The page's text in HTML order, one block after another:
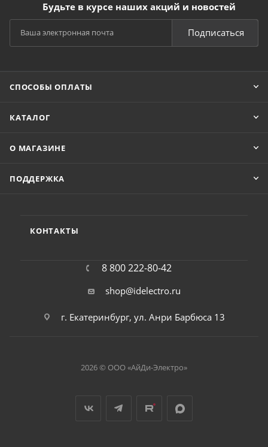
Будьте в курсе наших акций и новостей
Подписаться
СПОСОБЫ ОПЛАТЫ
КАТАЛОГ
О МАГАЗИНЕ
ПОДДЕРЖКА
КОНТАКТЫ
8 800 222-80-42
shop@idelectro.ru
г. Екатеринбург, ул. Анри Барбюса 13
2026 © ООО «АйДи-Электро»